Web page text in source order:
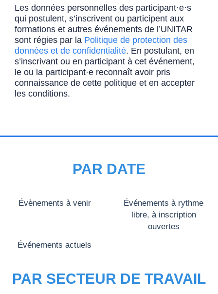
Les données personnelles des participant·e·s
qui postulent, s’inscrivent ou participent aux
formations et autres événements de l’UNITAR
sont régies par la Politique de protection des
données et de confidentialité. En postulant, en
s’inscrivant ou en participant à cet événement,
le ou la participant·e reconnaît avoir pris
connaissance de cette politique et en accepter
les conditions.
PAR DATE
Évènements à venir
Événements à rythme
libre, à inscription
ouvertes
Événements actuels
PAR SECTEUR DE TRAVAIL